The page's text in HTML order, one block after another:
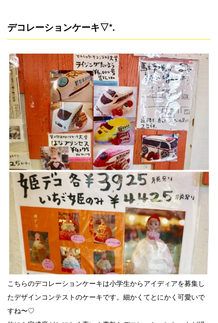
デコレーションケーキ▽*.
こちらのデコレーションケーキは小学生からアイディアを募集し
たデザインコンテストのケーキです。細かくてとにかく可愛いで
すね〜♡